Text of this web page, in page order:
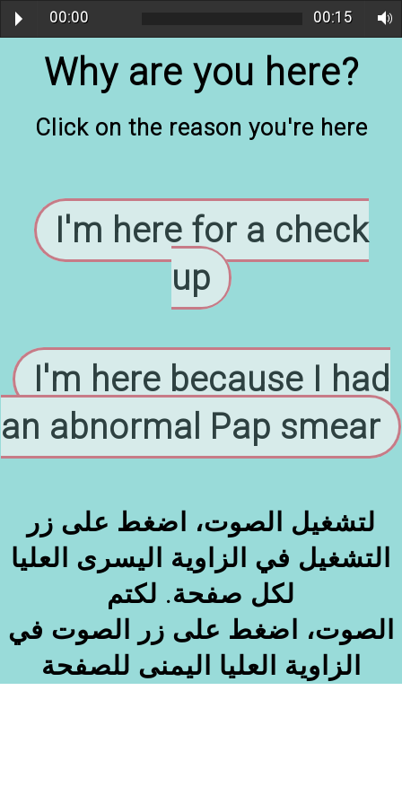
00:00 00:15
Why are you here?
Click on the reason you're here
I'm here for a check
up
I'm here because I had
an abnormal Pap smear
لتشغيل الصوت، اضغط على زر
التشغيل في الزاوية اليسرى العليا
لكل صفحة. لكتم
الصوت، اضغط على زر الصوت في
الزاوية العليا اليمنى للصفحة